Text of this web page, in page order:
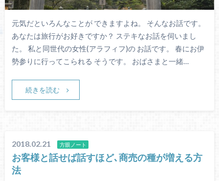
元気だといろんなことが できますよね。 そんなお話です。
あなたは旅行がお好きですか？ ステキなお話を伺いまし
た。 私と同世代の女性(アラフィフ)の お話です。 春にお伊
勢参りに行ってこられる そうです。 おばさまと一緒…
続きを読む
2018.02.21 方眼ノート
お客様と話せば話すほど､商売の種が増える方
法